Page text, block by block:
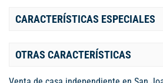
CARACTERÍSTICAS ESPECIALES
OTRAS CARACTERÍSTICAS